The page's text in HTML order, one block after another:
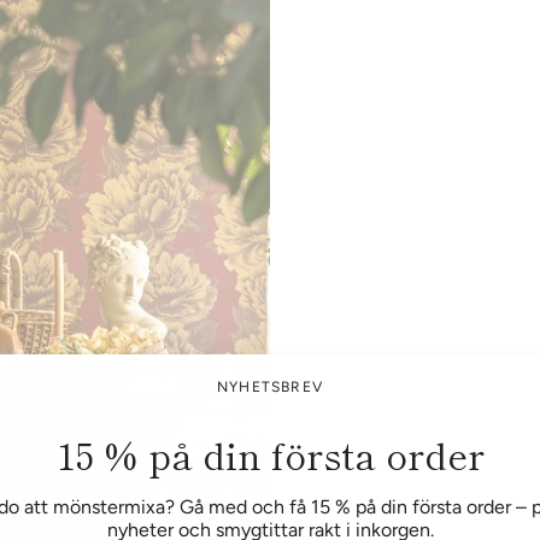
NYHETSBREV
15 % på din första order
att mönstermixa? Gå med och få 15 % på din första order –
nyheter och smygtittar rakt i inkorgen.